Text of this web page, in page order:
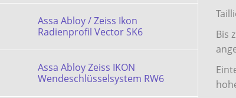
Assa Abloy / Zeiss Ikon
Radienprofil Vector SK6
Assa Abloy Zeiss IKON
Wendeschlüsselsystem RW6
Bis